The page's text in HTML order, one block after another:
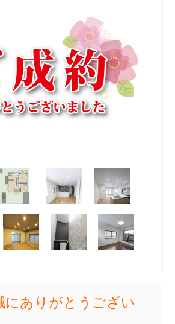
にありがとうござい